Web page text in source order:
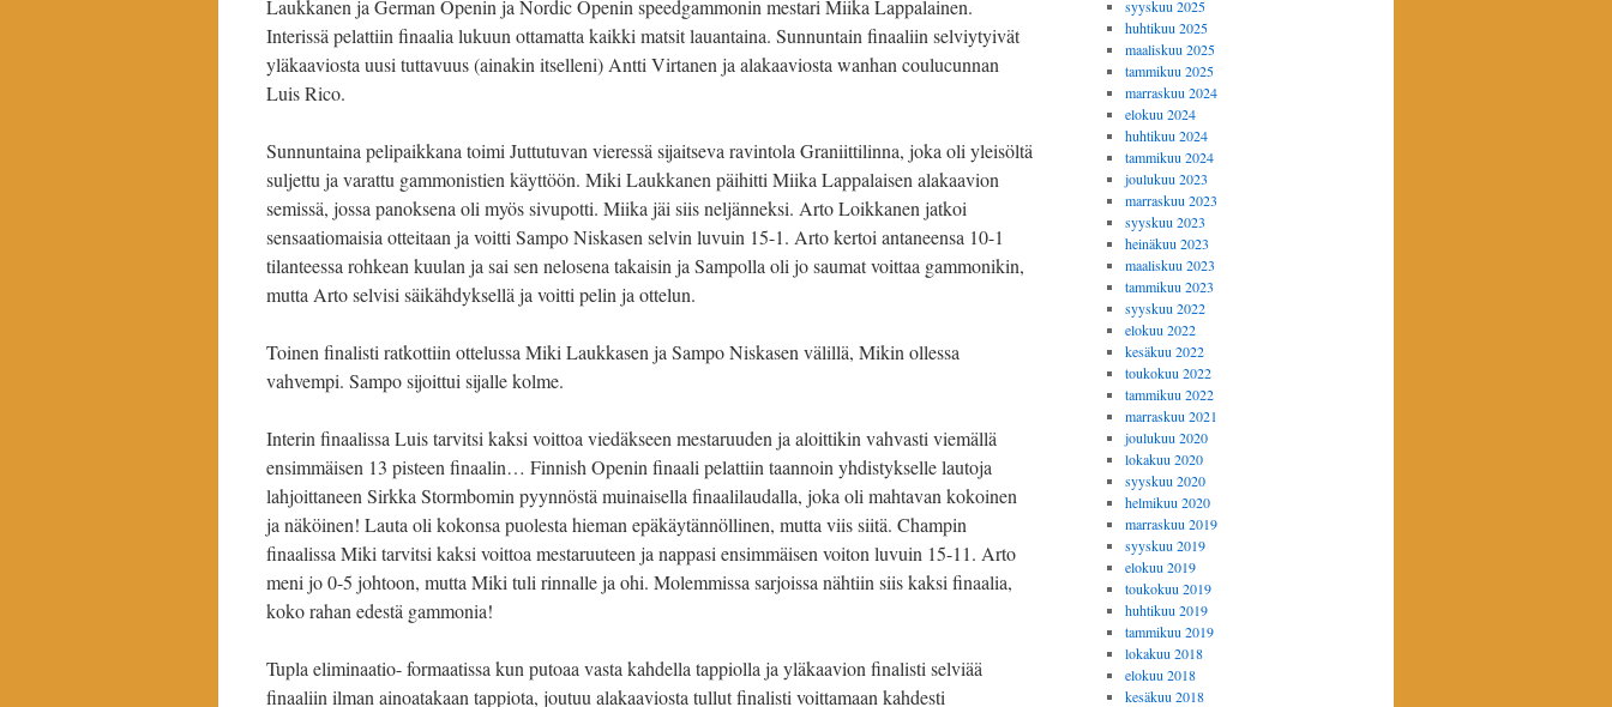
Laukkanen ja German Openin ja Nordic Openin speedgammonin mestari Miika Lappalainen.
Interissä pelattiin finaalia lukuun ottamatta kaikki matsit lauantaina. Sunnuntain finaaliin selviytyivät
yläkaaviosta uusi tuttavuus (ainakin itselleni) Antti Virtanen ja alakaaviosta wanhan coulucunnan
Luis Rico.
Sunnuntaina pelipaikkana toimi Juttutuvan vieressä sijaitseva ravintola Graniittilinna, joka oli yleisöltä
suljettu ja varattu gammonistien käyttöön. Miki Laukkanen päihitti Miika Lappalaisen alakaavion
semissä, jossa panoksena oli myös sivupotti. Miika jäi siis neljänneksi. Arto Loikkanen jatkoi
sensaatiomaisia otteitaan ja voitti Sampo Niskasen selvin luvuin 15-1. Arto kertoi antaneensa 10-1
tilanteessa rohkean kuulan ja sai sen nelosena takaisin ja Sampolla oli jo saumat voittaa gammonikin,
mutta Arto selvisi säikähdyksellä ja voitti pelin ja ottelun.
Toinen finalisti ratkottiin ottelussa Miki Laukkasen ja Sampo Niskasen välillä, Mikin ollessa
vahvempi. Sampo sijoittui sijalle kolme.
Interin finaalissa Luis tarvitsi kaksi voittoa viedäkseen mestaruuden ja aloittikin vahvasti viemällä
ensimmäisen 13 pisteen finaalin… Finnish Openin finaali pelattiin taannoin yhdistykselle lautoja
lahjoittaneen Sirkka Stormbomin pyynnöstä muinaisella finaalilaudalla, joka oli mahtavan kokoinen
ja näköinen! Lauta oli kokonsa puolesta hieman epäkäytännöllinen, mutta viis siitä. Champin
finaalissa Miki tarvitsi kaksi voittoa mestaruuteen ja nappasi ensimmäisen voiton luvuin 15-11. Arto
meni jo 0-5 johtoon, mutta Miki tuli rinnalle ja ohi. Molemmissa sarjoissa nähtiin siis kaksi finaalia,
koko rahan edestä gammonia!
Tupla eliminaatio- formaatissa kun putoaa vasta kahdella tappiolla ja yläkaavion finalisti selviää
finaaliin ilman ainoatakaan tappiota, joutuu alakaaviosta tullut finalisti voittamaan kahdesti
syyskuu 2025
huhtikuu 2025
maaliskuu 2025
tammikuu 2025
marraskuu 2024
elokuu 2024
huhtikuu 2024
tammikuu 2024
joulukuu 2023
marraskuu 2023
syyskuu 2023
heinäkuu 2023
maaliskuu 2023
tammikuu 2023
syyskuu 2022
elokuu 2022
kesäkuu 2022
toukokuu 2022
tammikuu 2022
marraskuu 2021
joulukuu 2020
lokakuu 2020
syyskuu 2020
helmikuu 2020
marraskuu 2019
syyskuu 2019
elokuu 2019
toukokuu 2019
huhtikuu 2019
tammikuu 2019
lokakuu 2018
elokuu 2018
kesäkuu 2018